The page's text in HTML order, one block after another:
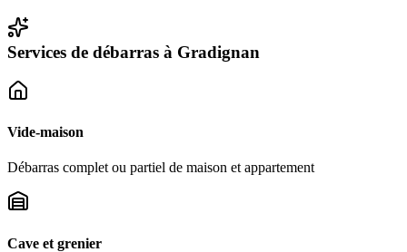
Services de débarras à Gradignan
Vide-maison
Débarras complet ou partiel de maison et appartement
Cave et grenier